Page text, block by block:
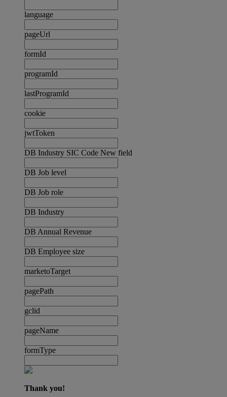
language
pageUrl
formId
programId
lastProgramId
cookie
jwtToken
DB Industry SIC Code New field
DB Job level
DB Job role
DB Industry
DB Annual Revenue
DB Employee size
marketoTarget
pagePath
gclid
pageName
formType
Thank you!